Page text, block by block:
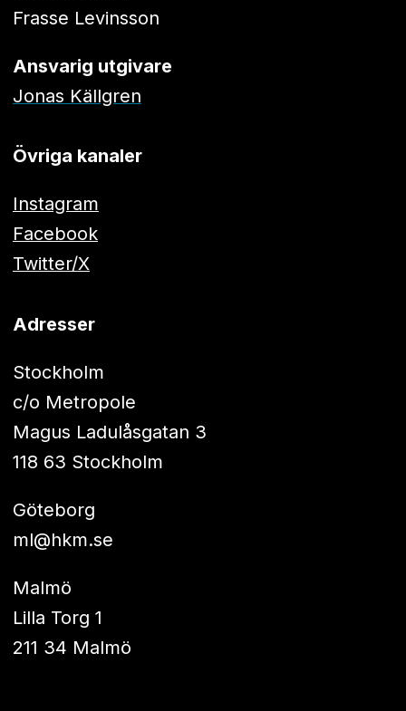
Frasse Levinsson
Ansvarig utgivare
Jonas Källgren
Övriga kanaler
Instagram
Facebook
Twitter/X
Adresser
Stockholm
c/o Metropole
Magus Ladulåsgatan 3
118 63 Stockholm
Göteborg
ml@hkm.se
Malmö
Lilla Torg 1
211 34 Malmö